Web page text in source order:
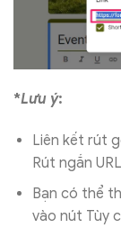
*Lưu ý:
Liên kết rút
Rút ngắn
Bạn có thể
vào nút Tùy